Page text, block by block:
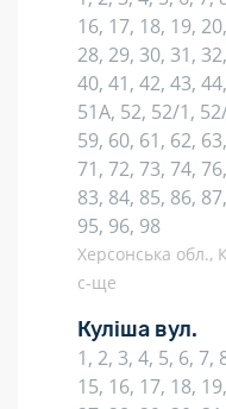
16, 17, 18, 19,
28, 29, 30, 31,
40, 41, 42, 43,
51А, 52, 52/1,
59, 60, 61, 62,
71, 72, 73, 74,
83, 84, 85, 86,
95, 96, 98
Херсонська обл.,
с-ще
Куліша вул.
1, 2, 3, 4, 5, 6, 7,
15, 16, 17, 18,